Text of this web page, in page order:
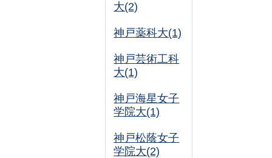
大(2)
神戸薬科大(1)
神戸芸術工科
大(1)
神戸海星女子
学院大(1)
神戸松蔭女子
学院大(2)